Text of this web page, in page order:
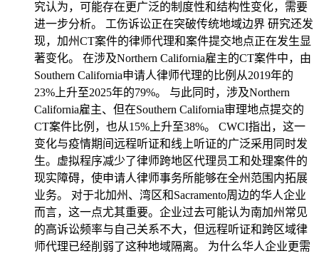
究认为，可能存在更广泛的制度性和结构性变化，需要
进一步分析。 工伤诉讼正在突破传统地域边界 研究还发
现，加州CT案件的律师代理和案件提交地点正在发生显
著变化。 在涉及Northern California雇主的CT案件中，由
Southern California申请人律师代理的比例从2019年的
23%上升至2025年的79%。 与此同时，涉及Northern
California雇主、但在Southern California审理地点提交的
CT案件比例，也从15%上升至38%。 CWCI指出，这一
变化与疫情期间远程听证和线上听证的广泛采用同时发
生。虚拟程序减少了律师跨地区代理员工和处理案件的
现实障碍，使申请人律师事务所能够在全州范围内拓展
业务。 对于北加州、湾区和Sacramento周边的华人企业
而言，这一点尤其重要。企业过去可能认为南加州常见
的高诉讼频率与自己关系不大，但远程听证和跨区域律
师代理已经削弱了这种地域隔离。 为什么华人企业更需